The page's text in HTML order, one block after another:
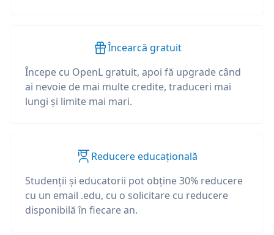
Încearcă gratuit
Începe cu OpenL gratuit, apoi fă upgrade când
ai nevoie de mai multe credite, traduceri mai
lungi și limite mai mari.
Reducere educațională
Studenții și educatorii pot obține 30% reducere
cu un email .edu, cu o solicitare cu reducere
disponibilă în fiecare an.